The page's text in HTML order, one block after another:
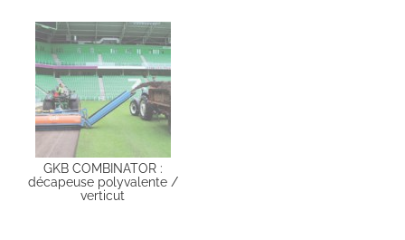
GKB COMBINATOR :
décapeuse polyvalente /
verticut